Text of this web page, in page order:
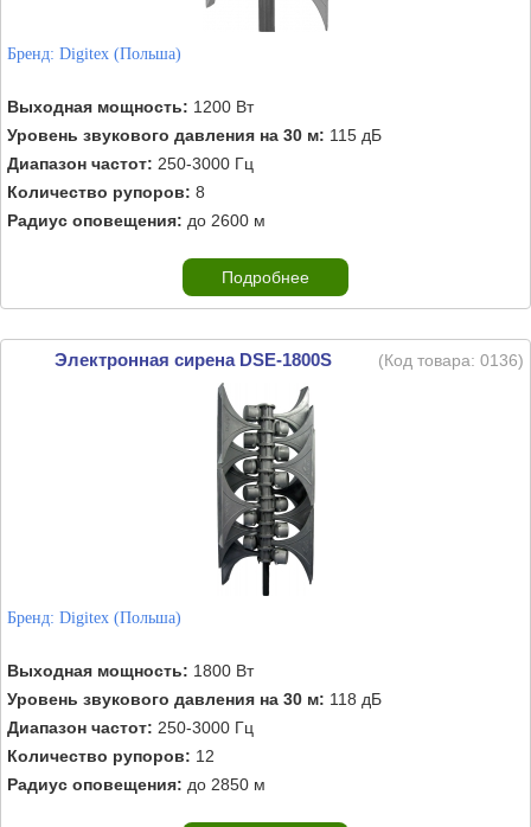
Бренд: Digitex (Польша)
Выходная мощность: 1200 Вт
Уровень звукового давления на 30 м: 115 дБ
Диапазон частот: 250-3000 Гц
Количество рупоров: 8
Радиус оповещения: до 2600 м
Подробнее
Электронная сирена DSE-1800S (Код товара: 0136)
Бренд: Digitex (Польша)
Выходная мощность: 1800 Вт
Уровень звукового давления на 30 м: 118 дБ
Диапазон частот: 250-3000 Гц
Количество рупоров: 12
Радиус оповещения: до 2850 м